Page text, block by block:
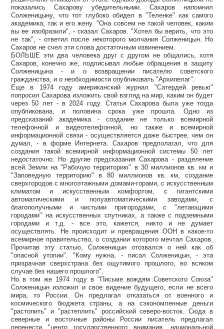
показались Сахарову убедительными. Сахаров напомнил
Солженицыну, что тот глубоко обидел в "Теленке" как самого
академика, так и его жену. "Она совсем не такой человек, каким
вы ее изобразили", - сказал Сахаров. "Хотел бы верить, что это
не так", - ответил после некоторого молчания Солженицын. Но
Сахаров не счел эти слова достаточным извинением.
БОЛЬШЕ эти два человека друг с другом не общались, хотя
Сахаров, конечно же, подписывал любые обращения в защиту
Солженицына - и о возвращении писателю советского
гражданства, и о необходимости опубликовать "Архипелаг".
Еще в 1974 году американский журнал "Сатердей ревью"
попросил Сахарова изложить свой взгляд на мир, каким он будет
через 50 лет - в 2024 году. Статья Сахарова была уже тогда
опубликована, и половина срока уже прошла. Одно из
предсказаний академика - создание не только всемирной
телефонной и видеотелефонной, но также и всемирной
информационной связи - осуществляется даже быстрее, чем он
думал, - в форме Интернета. Сахаров предполагал, что для
создания такой всемирной информационной системы 50 лет
недостаточно. Но другие предсказания Сахарова - разделение
всей Земли на "Рабочую территорию" в 30 миллионов кв. км и
"Заповедную территорию" в 80 миллионов кв. км, создание
сверхгородов с многоэтажными домами-горами, с искусственным
климатом и искусственным комфортом, с гигантскими
автоматическими и полуавтоматическими заводами, с
благополучными и чистыми пригородами, с "летающими
городами" на искусственных спутниках, а также с подземными
городами и т.д. - все это, кажется, никто и не думает
осуществлять. Не происходит и превращения ООН в какое-то
всемирное правительство, о создании которого мечтал Сахаров.
Прочитав эту статью, Солженицын отозвался о ней как об
"опасной утопии". "Кому нужна, - писал Солженицын, - эта
призрачная сверхстрана без ощутимого прошлого, во всяком
случае без нашего прошлого".
Но в том же 1974 году в "Письме вождям Советского Союза"
Солженицын изложил и свое видение будущего, если не всего
мира, то России. Он предлагал отказаться от военного и
космического бюджета страны, а на сэкономленные деньги
"растопить" и "растеплить" российский северо-восток. Сюда в
северные и восточные районы России писатель предлагал
перенести "центр государственного внимания, национальной